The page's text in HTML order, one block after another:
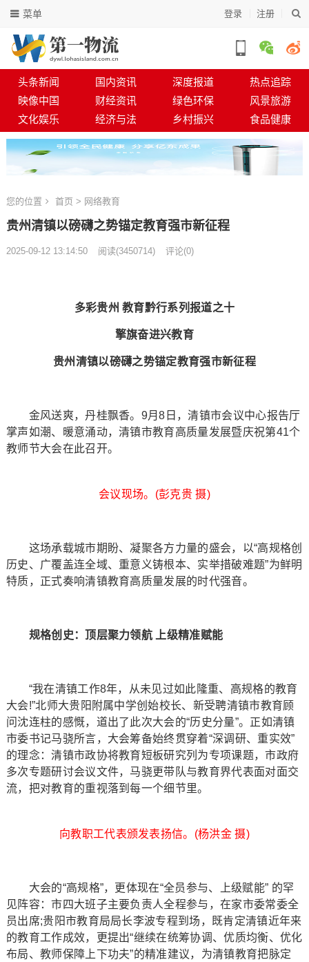
登录 注册
菜单
头条新闻 国内资讯 深度报道
热点追踪
映像中国
财经资讯 绿色环保
风景旅游
文化娱乐
经济与法 乡村振兴 食品健康
您的位置 首页 > 网络教育
贵州清镇以磅礴之势锚定教育强市新征程
2025-09-12 13:14:50 阅读(3450714) 评论(0)
多彩贵州 教育黔行系列报道之十
擎旗奋进兴教育
贵州清镇以磅礴之势锚定教育强市新征程
金风送爽，丹桂飘香。9月8日，清镇市会议中心报告厅
掌声如潮、暖意涌动，清镇市教育高质量发展暨庆祝第41个
教师节大会在此召开。
会议现场。(彭克贵 摄)
这场承载城市期盼、凝聚各方力量的盛会，以“高规格创
历史、广覆盖连全域、重意义铸根本、实举措破难题”为鲜明
特质，正式奏响清镇教育高质量发展的时代强音。
规格创史：顶层聚力领航 上级精准赋能
“我在清镇工作8年，从未见过如此隆重、高规格的教育
大会!”北师大贵阳附属中学创始校长、新受聘清镇市教育顾
问沈连柱的感慨，道出了此次大会的“历史分量”。正如清镇
市委书记马骁所言，大会筹备始终贯穿着“深调研、重实效”
的理念：清镇市政协将教育短板研究列为专项课题，市政府
多次专题研讨会议文件，马骁更带队与教育界代表面对面交
流，把对教育的重视落到每一个细节里。
向教职工代表颁发表扬信。(杨洪金 摄)
大会的“高规格”，更体现在“全员参与、上级赋能” 的罕
见阵容：市四大班子主要负责人全程参与，在家市委常委全
员出席;贵阳市教育局局长李波专程到场，既肯定清镇近年来
的教育工作成效，更提出“继续在统筹协调、优质均衡、优化
布局、教师保障上下功夫”的精准建议，为清镇教育把脉定